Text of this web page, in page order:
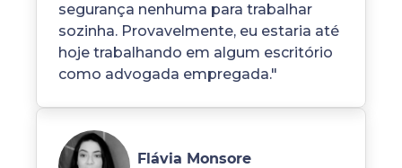
segurança nenhuma para trabalhar
sozinha. Provavelmente, eu estaria até
hoje trabalhando em algum escritório
como advogada empregada."
Flávia Monsore